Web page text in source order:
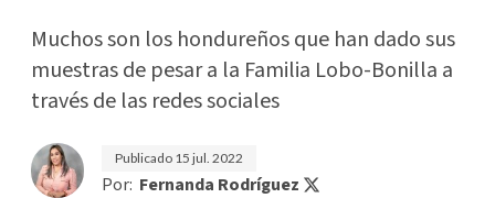
Muchos son los hondureños que han dado sus
muestras de pesar a la Familia Lobo-Bonilla a
través de las redes sociales
Publicado 15 jul. 2022
Por: Fernanda Rodríguez